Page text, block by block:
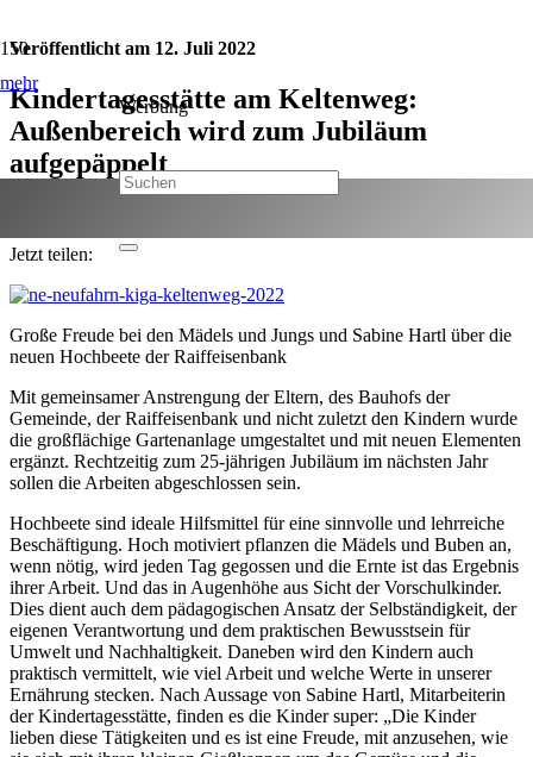
mehr
Werbung
Veröffentlicht am 12. Juli 2022
Kindertagesstätte am Keltenweg:
Außenbereich wird zum Jubiläum
aufgepäppelt
Jetzt teilen:
Große Freude bei den Mädels und Jungs und Sabine Hartl über die
neuen Hochbeete der Raiffeisenbank
Mit gemeinsamer Anstrengung der Eltern, des Bauhofs der
Gemeinde, der Raiffeisenbank und nicht zuletzt den Kindern wurde
die großflächige Gartenanlage umgestaltet und mit neuen Elementen
ergänzt. Rechtzeitig zum 25-jährigen Jubiläum im nächsten Jahr
sollen die Arbeiten abgeschlossen sein.
Hochbeete sind ideale Hilfsmittel für eine sinnvolle und lehrreiche
Beschäftigung. Hoch motiviert pflanzen die Mädels und Buben an,
wenn nötig, wird jeden Tag gegossen und die Ernte ist das Ergebnis
ihrer Arbeit. Und das in Augenhöhe aus Sicht der Vorschulkinder.
Dies dient auch dem pädagogischen Ansatz der Selbständigkeit, der
eigenen Verantwortung und dem praktischen Bewusstsein für
Umwelt und Nachhaltigkeit. Daneben wird den Kindern auch
praktisch vermittelt, wie viel Arbeit und welche Werte in unserer
Ernährung stecken. Nach Aussage von Sabine Hartl, Mitarbeiterin
der Kindertagesstätte, finden es die Kinder super: „Die Kinder
lieben diese Tätigkeiten und es ist eine Freude, mit anzusehen, wie